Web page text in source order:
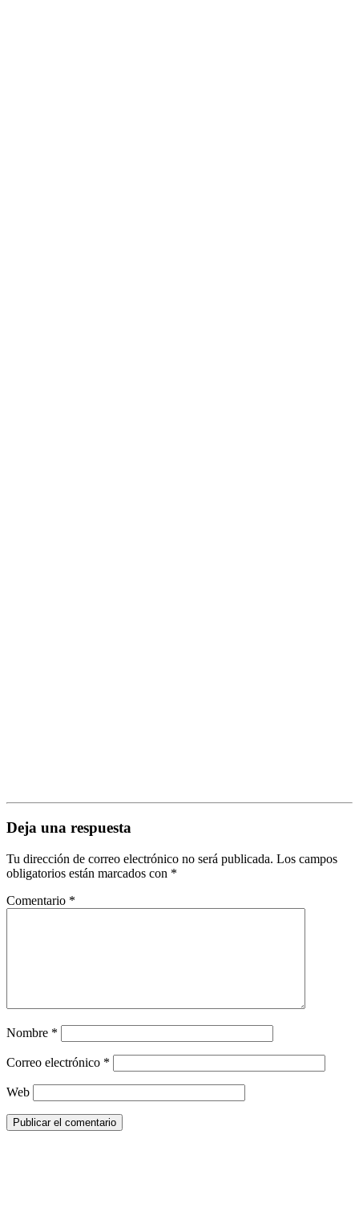
Deja una respuesta
Tu dirección de correo electrónico no será publicada. Los campos
obligatorios están marcados con *
Comentario *
Nombre *
Correo electrónico *
Web